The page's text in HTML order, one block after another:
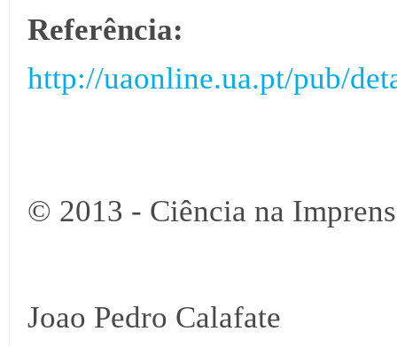
Referência:
http://uaonline.ua.pt/pub/
© 2013 - Ciência na
Joao Pedro Calafate